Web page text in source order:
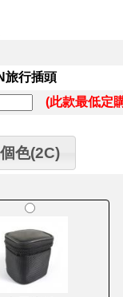
旅行插頭
(此款最低定
色(2C)